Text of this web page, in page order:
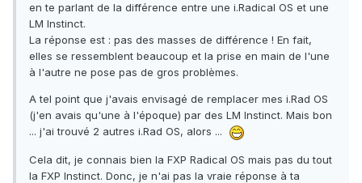
en te parlant de la différence entre une i.Radical OS et une
LM Instinct.
La réponse est : pas des masses de différence ! En fait,
elles se ressemblent beaucoup et la prise en main de l'une
à l'autre ne pose pas de gros problèmes.
A tel point que j'avais envisagé de remplacer mes i.Rad OS
(j'en avais qu'une à l'époque) par des LM Instinct. Mais bon
... j'ai trouvé 2 autres i.Rad OS, alors ...
Cela dit, je connais bien la FXP Radical OS mais pas du tout
la FXP Instinct. Donc, je n'ai pas la vraie réponse à ta